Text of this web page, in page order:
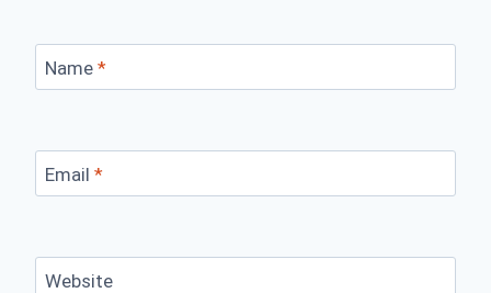
Name *
Email *
Website